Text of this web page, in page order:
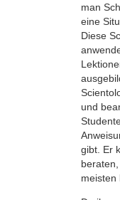
man
eine
Diese
und
gibt. Er
meisten